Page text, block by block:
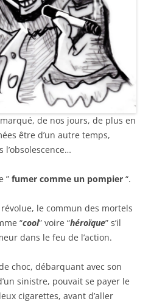
de nos jours, de plus en
être d’un autre temps,
” fumer comme un pompier “.
le commun des mortels
“cool” voire “héroïque” s’il
dans le feu de l’action.
choc, débarquant avec son
sinistre, pouvait se payer le
cigarettes, avant d’aller